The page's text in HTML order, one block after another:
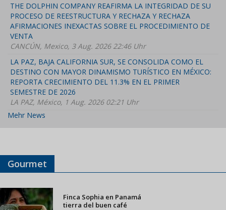
THE DOLPHIN COMPANY REAFIRMA LA INTEGRIDAD DE SU
PROCESO DE REESTRUCTURA Y RECHAZA Y RECHAZA
AFIRMACIONES INEXACTAS SOBRE EL PROCEDIMIENTO DE
VENTA
CANCÚN, Mexico, 3 Aug. 2026 22:46 Uhr
LA PAZ, BAJA CALIFORNIA SUR, SE CONSOLIDA COMO EL
DESTINO CON MAYOR DINAMISMO TURÍSTICO EN MÉXICO:
REPORTA CRECIMIENTO DEL 11.3% EN EL PRIMER
SEMESTRE DE 2026
LA PAZ, México, 1 Aug. 2026 02:21 Uhr
Mehr News
Gourmet
Finca Sophia en Panamá
tierra del buen café